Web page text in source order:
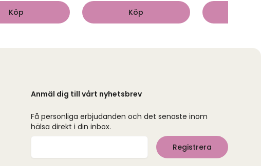
Köp Köp
Anmäl dig till vårt nyhetsbrev
Få personliga erbjudanden och det senaste inom
hälsa direkt i din inbox.
Registrera